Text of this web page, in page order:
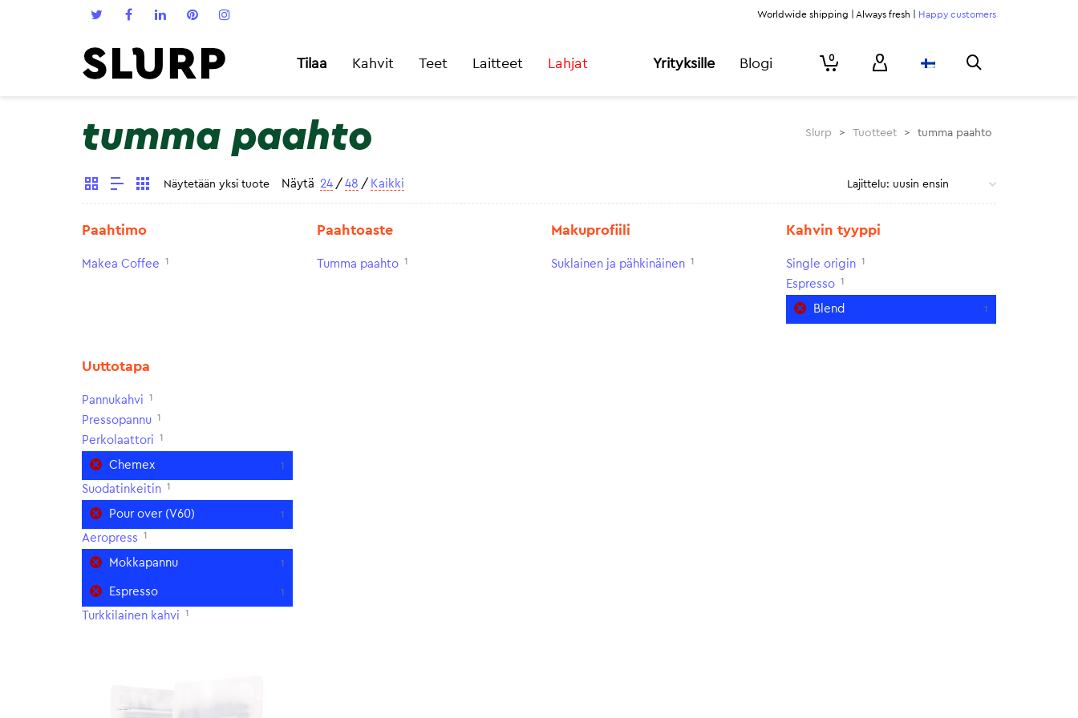
Worldwide shipping | Always fresh | Happy customers
Tilaa Kahvit Teet Laitteet Lahjat Yrityksille Blogi 0
tumma paahto Slurp > Tuotteet > tumma paahto
Näytetään yksi tuote Näytä 24 / 48 / Kaikki
Paahtimo
Makea Coffee 1
Paahtoaste
Tumma paahto 1
Makuprofiili
Suklainen ja pähkinäinen 1
Kahvin tyyppi
Single origin 1
Espresso 1
Blend 1
Uuttotapa
Pannukahvi 1
Pressopannu 1
Perkolaattori 1
Chemex 1
Suodatinkeitin 1
Pour over (V60) 1
Aeropress 1
Mokkapannu 1
Espresso 1
Turkkilainen kahvi 1